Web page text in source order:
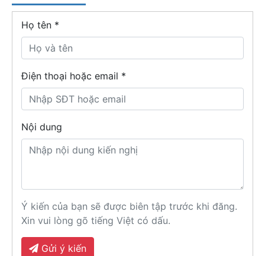
Họ tên *
Điện thoại hoặc email *
Nội dung
Ý kiến của bạn sẽ được biên tập trước khi đăng.
Xin vui lòng gõ tiếng Việt có dấu.
Gửi ý kiến